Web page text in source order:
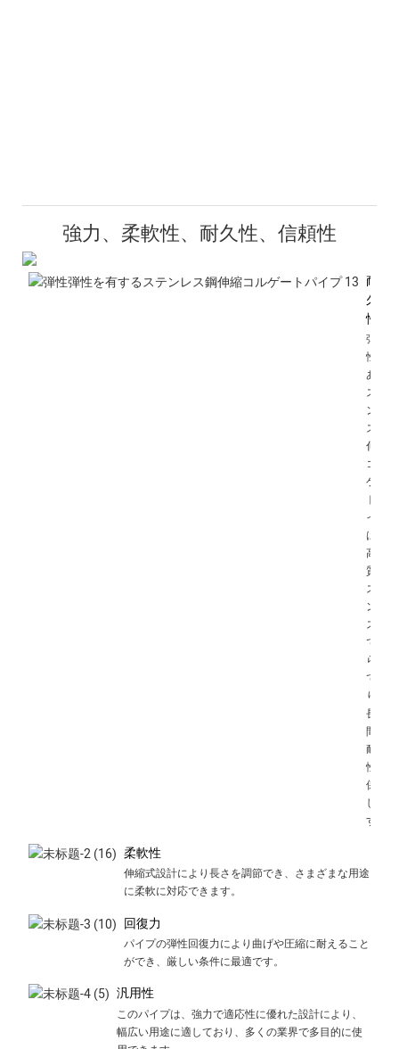
強力、柔軟性、耐久性、信頼性
耐
久
性
弾力
性の
ある
ステ
ンレ
ス鋼
伸縮
コル
ゲー
トパ
イプ
は、
高品
質の
ステ
ンレ
ス鋼
で作
られ
てお
り、
長期
間の
耐久
性を
保証
しま
す。
柔軟性
伸縮式設計により長さを調節でき、さまざまな用途
に柔軟に対応できます。
回復力
パイプの弾性回復力により曲げや圧縮に耐えること
ができ、厳しい条件に最適です。
汎用性
このパイプは、強力で適応性に優れた設計により、
幅広い用途に適しており、多くの業界で多目的に使